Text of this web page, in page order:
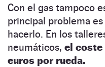
Con el gas tampoco
principal problema
hacerlo. En los
neumáticos, el coste
euros por rueda.